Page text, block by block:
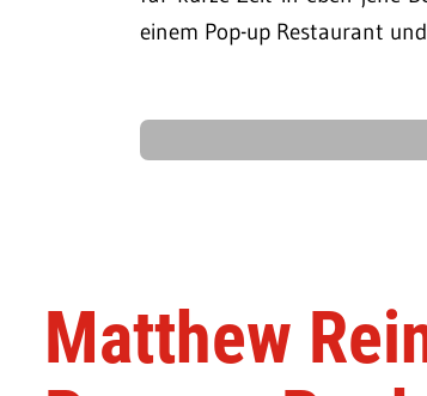
einem Pop-up Restaurant
Matthew